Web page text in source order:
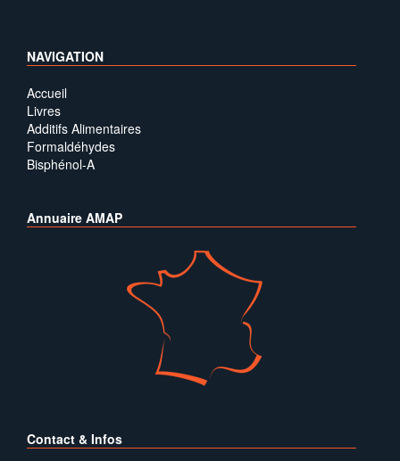
NAVIGATION
Accueil
Livres
Additifs Alimentaires
Formaldéhydes
Bisphénol-A
Annuaire AMAP
Contact & Infos